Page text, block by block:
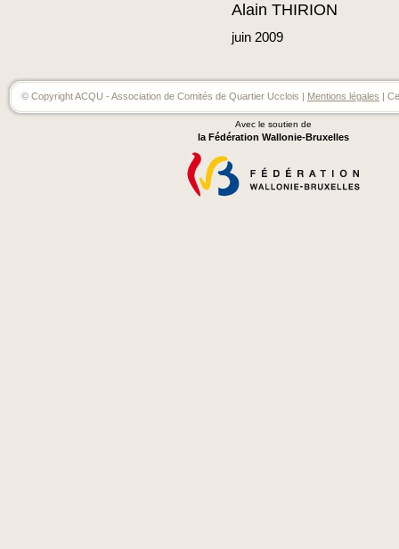
Alain THIRION
juin 2009
© Copyright ACQU - Association de Comités de Quartier Ucclois | Mentions légales |
Avec le soutien de
la Fédération Wallonie-Bruxelles